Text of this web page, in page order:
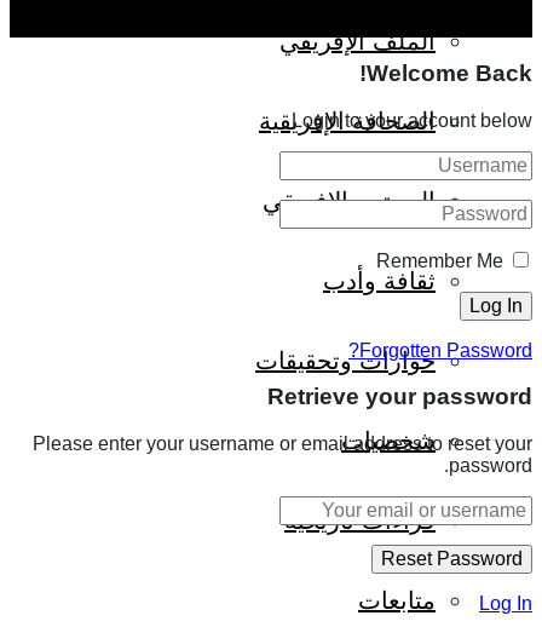
الملف الإفريقي
الصحافة الإفريقية
المجتمع الإفريقي
ثقافة وأدب
حوارات وتحقيقات
شخصيات
قراءات تاريخية
متابعات
Welcome Back!
Login to your account below
Remember Me
Forgotten Password?
Retrieve your password
Please enter your username or email address to reset your
password.
Log In